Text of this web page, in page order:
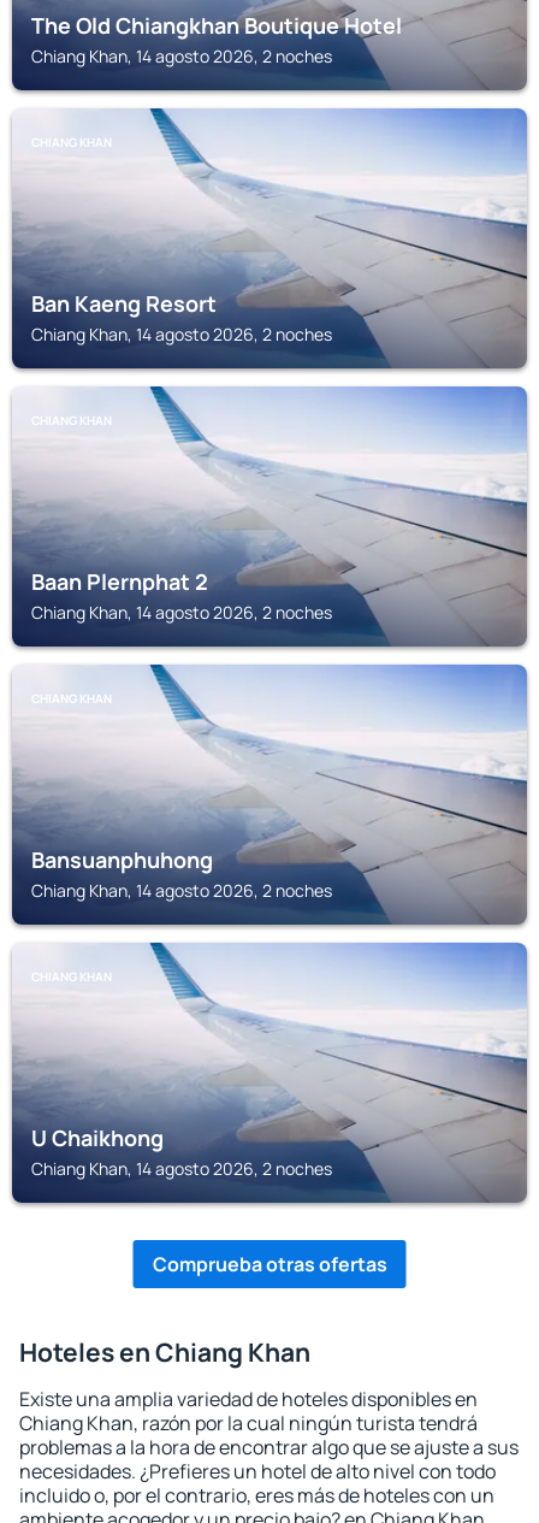
The Old Chiangkhan Boutique Hotel
Chiang Khan, 14 agosto 2026, 2 noches
CHIANG KHAN
Ban Kaeng Resort
Chiang Khan, 14 agosto 2026, 2 noches
CHIANG KHAN
Baan Plernphat 2
Chiang Khan, 14 agosto 2026, 2 noches
CHIANG KHAN
Bansuanphuhong
Chiang Khan, 14 agosto 2026, 2 noches
CHIANG KHAN
U Chaikhong
Chiang Khan, 14 agosto 2026, 2 noches
Comprueba otras ofertas
Hoteles en Chiang Khan
Existe una amplia variedad de hoteles disponibles en
Chiang Khan, razón por la cual ningún turista tendrá
problemas a la hora de encontrar algo que se ajuste a sus
necesidades. ¿Prefieres un hotel de alto nivel con todo
incluido o, por el contrario, eres más de hoteles con un